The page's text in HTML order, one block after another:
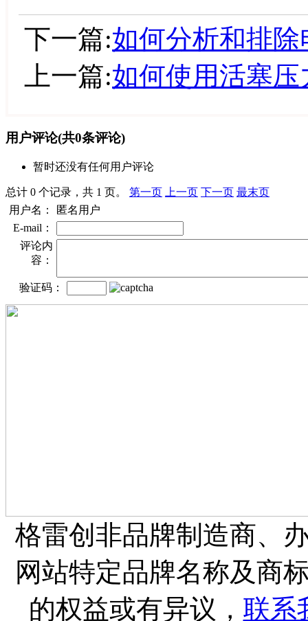
下一篇:如何分析和排
上一篇:如何使用活塞
用户评论(共0条评论)
暂时还没有任何用户评论
总计 0 个记录，共 1 页。 第一页 上一页 下一页 最末页
用户名：
匿名用户
E-mail：
评论内
容：
验证码：
格雷创非品牌制造商、
网站特定品牌名称及商
的权益或有异议， 联系